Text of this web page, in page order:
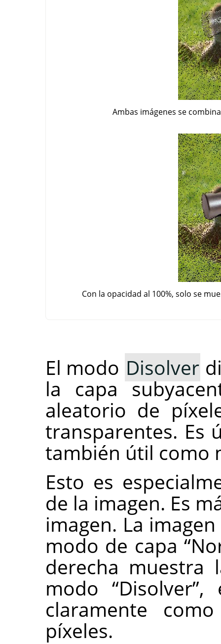
Ambas imágenes se
Con la opacidad al 100%, solo se
El modo Disolver
la capa
aleatorio de
transparentes. Es
también útil como
Esto es
de la imagen. Es
imagen. La
modo de capa“
derecha muestra
modo “Disolver”,
claramente
píxeles.